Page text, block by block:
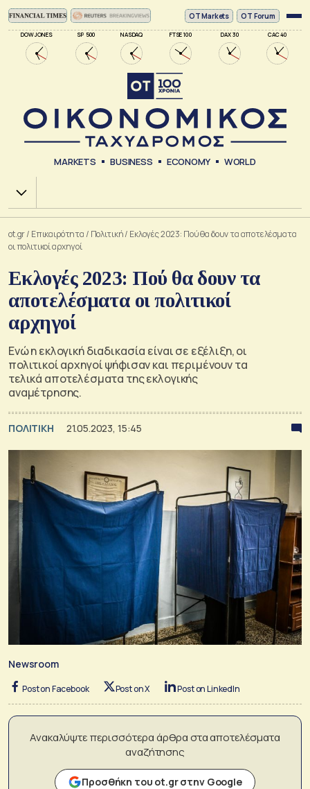
DOW JONES SP 500 NASDAQ FTSE 100 DAX 30 CAC 40
ΟΤ Markets OT Forum
MARKETS BUSINESS ECONOMY WORLD
Χ.Α.
ot.gr/ Επικαιρότητα / Πολιτική/ Εκλογές 2023: Πού θα δουν τα αποτελέσματα
οι πολιτικοί αρχηγοί
Εκλογές 2023: Πού θα δουν τα
αποτελέσματα οι πολιτικοί
αρχηγοί
Ενώ η εκλογική διαδικασία είναι σε εξέλιξη, οι
πολιτικοί αρχηγοί ψήφισαν και περιμένουν τα
τελικά αποτελέσματα της εκλογικής
αναμέτρησης.
ΠΟΛΙΤΙΚΗ 21.05.2023, 15:45
Newsroom
Post on Facebook Post on X Post on LinkedIn
Ανακαλύψτε περισσότερα άρθρα στα αποτελέσματα
αναζήτησης
Προσθήκη του ot.gr στην Google